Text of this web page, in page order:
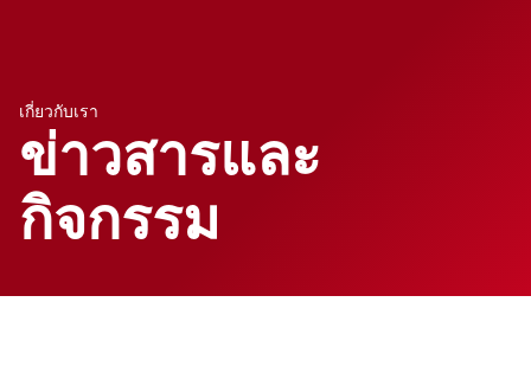
เกี่ยวกับเรา
ข่าวสารและ
กิจกรรม